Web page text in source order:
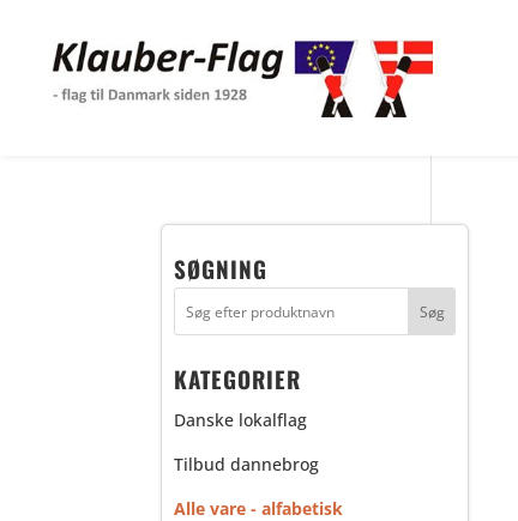
SØGNING
KATEGORIER
Danske lokalflag
Tilbud dannebrog
Alle vare - alfabetisk